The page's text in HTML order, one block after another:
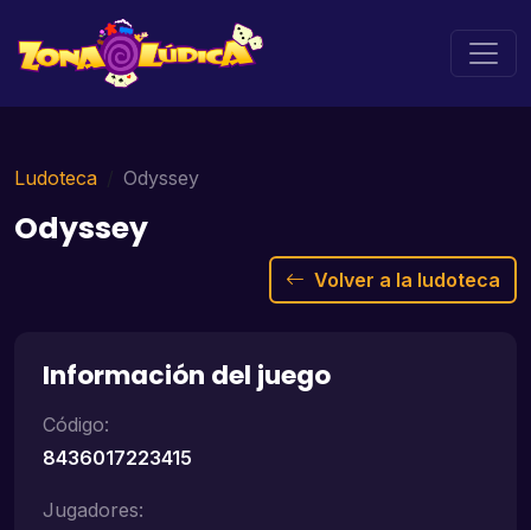
Ludoteca Odyssey
Odyssey
Volver a la ludoteca
Información del juego
Código:
8436017223415
Jugadores: